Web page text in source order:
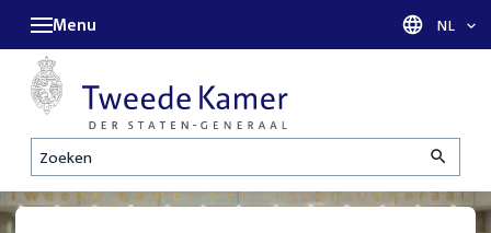
Zoeken
Menu Taal
NL